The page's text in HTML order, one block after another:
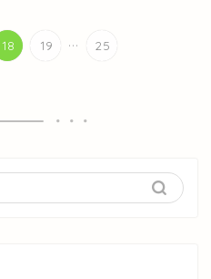
18 19 ... 25